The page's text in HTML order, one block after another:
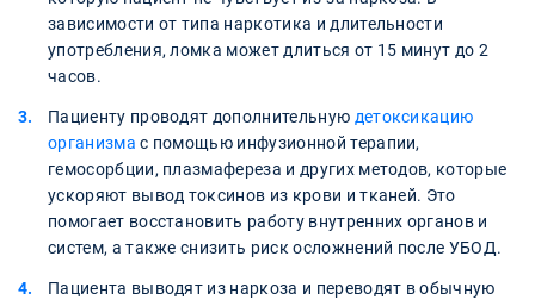
зависимости от типа наркотика и длительности
употребления, ломка может длиться от 15 минут до 2
часов.
Пациенту проводят дополнительную детоксикацию
организма с помощью инфузионной терапии,
гемосорбции, плазмафереза и других методов, которые
ускоряют вывод токсинов из крови и тканей. Это
помогает восстановить работу внутренних органов и
систем, а также снизить риск осложнений после УБОД.
Пациента выводят из наркоза и переводят в обычную